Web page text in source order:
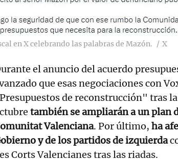
en X celebrando las palabras de Mazón. X
el anuncio del acuerdo
que esas negociaciones con
de reconstrucción" tras la
también se ampliarán a un plan
Valenciana. Por último, ha
y de los partidos de izquierda
Corts Valencianes tras las riadas.